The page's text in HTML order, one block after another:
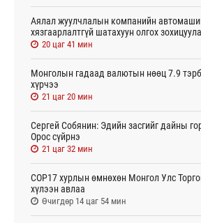
Аялал жуулчлалын компанийн
хязгаарлалтгүй шатахуун олгох
20 цаг 41 мин
Монголын гадаад валютын нөөц 7.9
хүрчээ
21 цаг 20 мин
Сергей Собянин: Эдийн засгийг дайны
Орос сүйрнэ
21 цаг 32 мин
COP17 хурлын өмнөхөн Монгол Улс
хүлээн авлаа
Өчигдөр 14 цаг 54 мин